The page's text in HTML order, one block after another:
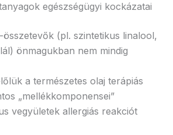
egészségügyi kockázatai
(pl. szintetikus linalool,
önmagukban nem mindig
a természetes olaj terápiás
„mellékkomponensei”
vegyületek allergiás reakciót